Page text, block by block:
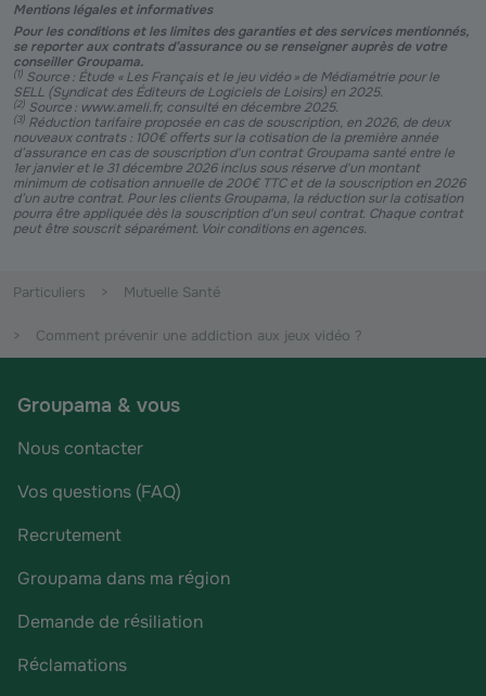
Mentions légales et informatives
Pour les conditions et les limites des garanties et des services mentionnés,
se reporter aux contrats d’assurance ou se renseigner auprès de votre
conseiller Groupama.
(1) Source : Étude « Les Français et le jeu vidéo » de Médiamétrie pour le
SELL (Syndicat des Éditeurs de Logiciels de Loisirs) en 2025.
(2) Source : www.ameli.fr, consulté en décembre 2025.
(3) Réduction tarifaire proposée en cas de souscription, en 2026, de deux
nouveaux contrats : 100€ offerts sur la cotisation de la première année
d’assurance en cas de souscription d'un contrat Groupama santé entre le
1er janvier et le 31 décembre 2026 inclus sous réserve d'un montant
minimum de cotisation annuelle de 200€ TTC et de la souscription en 2026
d’un autre contrat. Pour les clients Groupama, la réduction sur la cotisation
pourra être appliquée dès la souscription d'un seul contrat. Chaque contrat
peut être souscrit séparément. Voir conditions en agences.
Particuliers Mutuelle Santé
Comment prévenir une addiction aux jeux vidéo ?
Groupama & vous
Nous contacter
Vos questions (FAQ)
Recrutement
Groupama dans ma région
Demande de résiliation
Réclamations